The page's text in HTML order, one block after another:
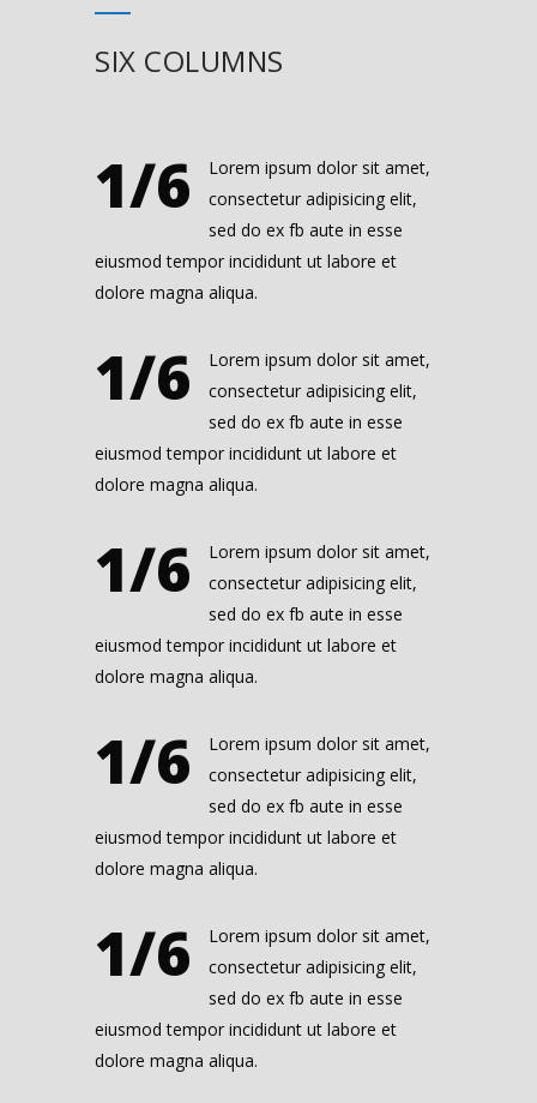
SIX COLUMNS
1/6
Lorem ipsum dolor sit amet,
consectetur adipisicing elit,
sed do ex fb aute in esse
eiusmod tempor incididunt ut labore et
dolore magna aliqua.
1/6
Lorem ipsum dolor sit amet,
consectetur adipisicing elit,
sed do ex fb aute in esse
eiusmod tempor incididunt ut labore et
dolore magna aliqua.
1/6
Lorem ipsum dolor sit amet,
consectetur adipisicing elit,
sed do ex fb aute in esse
eiusmod tempor incididunt ut labore et
dolore magna aliqua.
1/6
Lorem ipsum dolor sit amet,
consectetur adipisicing elit,
sed do ex fb aute in esse
eiusmod tempor incididunt ut labore et
dolore magna aliqua.
1/6
Lorem ipsum dolor sit amet,
consectetur adipisicing elit,
sed do ex fb aute in esse
eiusmod tempor incididunt ut labore et
dolore magna aliqua.